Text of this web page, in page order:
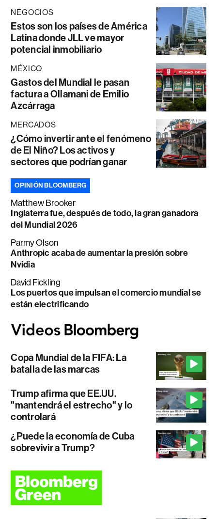
NEGOCIOS
Estos son los países de América
Latina donde JLL ve mayor
potencial inmobiliario
MÉXICO
Gastos del Mundial le pasan
factura a Ollamani de Emilio
Azcárraga
MERCADOS
¿Cómo invertir ante el fenómeno
de El Niño? Los activos y
sectores que podrían ganar
OPINIÓN BLOOMBERG
Matthew Brooker
Inglaterra fue, después de todo, la gran ganadora
del Mundial 2026
Parmy Olson
Anthropic acaba de aumentar la presión sobre
Nvidia
David Fickling
Los puertos que impulsan el comercio mundial se
están electrificando
Copa Mundial de la FIFA: La
batalla de las marcas
Trump afirma que EE.UU.
"mantendrá el estrecho" y lo
controlará
¿Puede la economía de Cuba
sobrevivir a Trump?